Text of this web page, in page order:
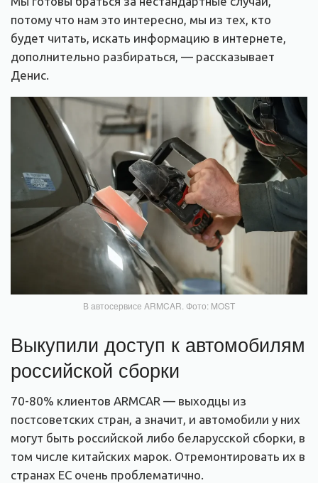
потому что нам это интересно, мы из тех, кто
будет читать, искать информацию в интернете,
дополнительно разбираться, — рассказывает
Денис.
В автосервисе ARMCAR. Фото: MOST
Выкупили доступ к автомобилям
российской сборки
70-80% клиентов ARMCAR — выходцы из
постсоветских стран, а значит, и автомобили у них
могут быть российской либо беларусской сборки, в
том числе китайских марок. Отремонтировать их в
странах ЕС очень проблематично.